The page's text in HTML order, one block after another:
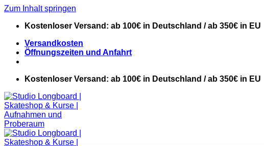
Zum Inhalt springen
Kostenloser Versand: ab 100€ in Deutschland / ab 350€ in EU
Versandkosten
Öffnungszeiten und Anfahrt
Kostenloser Versand: ab 100€ in Deutschland / ab 350€ in EU